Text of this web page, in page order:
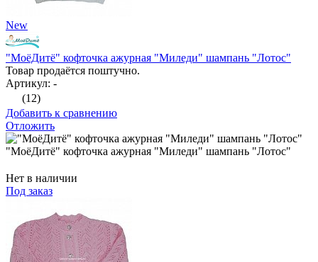
New
"МоёДитё" кофточка ажурная "Миледи" шампань "Лотос"
Товар продаётся поштучно.
Артикул: -
(12)
Добавить к сравнению
Отложить
"МоёДитё" кофточка ажурная "Миледи" шампань "Лотос"
Нет в наличии
Под заказ